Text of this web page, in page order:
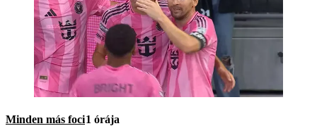
Minden más foci1 órája